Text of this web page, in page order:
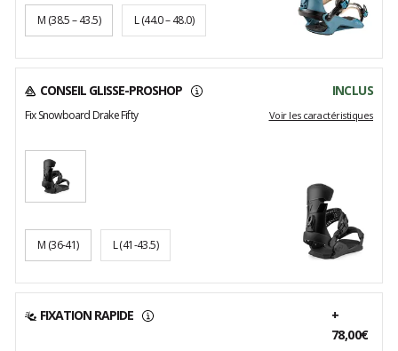
M (38.5 – 43.5) L(44.0 – 48.0)
CONSEIL GLISSE-PROSHOP INCLUS
Fix Snowboard Drake Fifty Voir les caractéristiques
M (36-41) L(41-43.5)
FIXATION RAPIDE
+
78,00€